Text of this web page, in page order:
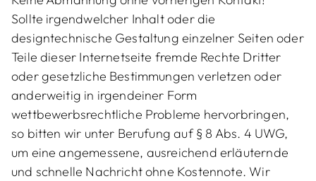
Sollte irgendwelcher Inhalt oder die
designtechnische Gestaltung einzelner Seiten oder
Teile dieser Internetseite fremde Rechte Dritter
oder gesetzliche Bestimmungen verletzen oder
anderweitig in irgendeiner Form
wettbewerbsrechtliche Probleme hervorbringen,
so bitten wir unter Berufung auf § 8 Abs. 4 UWG,
um eine angemessene, ausreichend erläuternde
und schnelle Nachricht ohne Kostennote. Wir